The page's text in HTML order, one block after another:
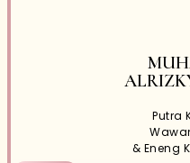
Putra
& Eneng